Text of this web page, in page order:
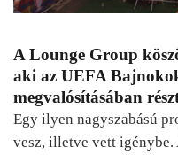
A Lounge Group
aki az UEFA
megvalósításában
Egy ilyen nagyszabású
vesz, illetve vett igénybe.